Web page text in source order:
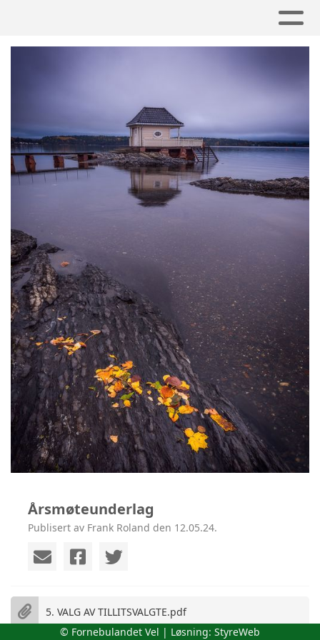
Årsmøteunderlag
Publisert av Frank Roland den 12.05.24.
5. VALG AV TILLITSVALGTE.pdf
© Fornebulandet Vel | Løsning: StyreWeb